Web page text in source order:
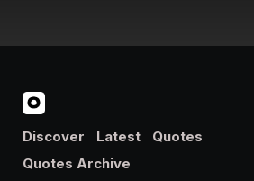
Discover Latest
Quotes
Quotes Archive